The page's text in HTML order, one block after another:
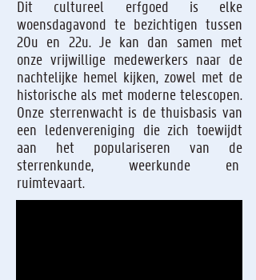
Dit cultureel erfgoed is elke
woensdagavond te bezichtigen tussen
20u en 22u. Je kan dan samen met
onze vrijwillige medewerkers naar de
nachtelijke hemel kijken, zowel met de
historische als met moderne telescopen.
Onze sterrenwacht is de thuisbasis van
een ledenvereniging die zich toewijdt
aan het populariseren van de
sterrenkunde, weerkunde en
ruimtevaart.